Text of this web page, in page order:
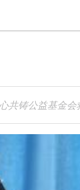
铸公益基金会